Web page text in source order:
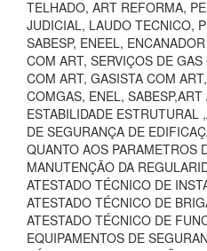
TELHADO, ART REFORMA,
JUDICIAL, LAUDO TECNICO,
SABESP, ENEEL,
COM ART, SERVIÇOS DE
COM ART, GASISTA COM
COMGAS, ENEL,
ESTABILIDADE ESTRUTURAL
DE SEGURANÇA DE
QUANTO AOS PARAMETROS
MANUTENÇÃO DA
ATESTADO TÉCNICO DE
ATESTADO TÉCNICO DE
ATESTADO TÉCNICO DE
EQUIPAMENTOS DE